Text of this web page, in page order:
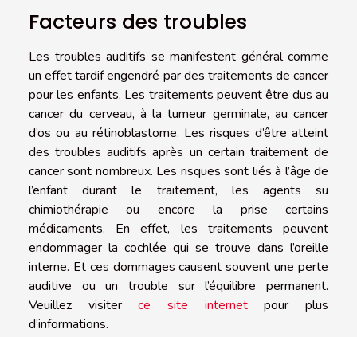
Facteurs des troubles
Les troubles auditifs se manifestent général comme
un effet tardif engendré par des traitements de cancer
pour les enfants. Les traitements peuvent être dus au
cancer du cerveau, à la tumeur germinale, au cancer
d’os ou au rétinoblastome. Les risques d’être atteint
des troubles auditifs après un certain traitement de
cancer sont nombreux. Les risques sont liés à l’âge de
l’enfant durant le traitement, les agents su
chimiothérapie ou encore la prise certains
médicaments. En effet, les traitements peuvent
endommager la cochlée qui se trouve dans l’oreille
interne. Et ces dommages causent souvent une perte
auditive ou un trouble sur l’équilibre permanent.
Veuillez visiterce site internetpour plus
d’informations.